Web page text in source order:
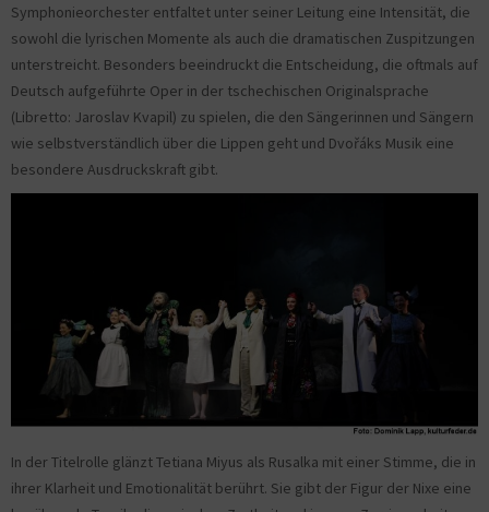
Symphonieorchester entfaltet unter seiner Leitung eine Intensität, die
sowohl die lyrischen Momente als auch die dramatischen Zuspitzungen
unterstreicht. Besonders beeindruckt die Entscheidung, die oftmals auf
Deutsch aufgeführte Oper in der tschechischen Originalsprache
(Libretto: Jaroslav Kvapil) zu spielen, die den Sängerinnen und Sängern
wie selbstverständlich über die Lippen geht und Dvořáks Musik eine
besondere Ausdruckskraft gibt.
In der Titelrolle glänzt Tetiana Miyus als Rusalka mit einer Stimme, die in
ihrer Klarheit und Emotionalität berührt. Sie gibt der Figur der Nixe eine